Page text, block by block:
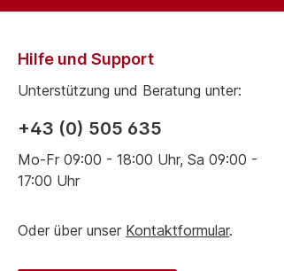
Hilfe und Support
Unterstützung und Beratung unter:
+43 (0) 505 635
Mo-Fr 09:00 - 18:00 Uhr, Sa 09:00 -
17:00 Uhr
Oder über unser Kontaktformular.